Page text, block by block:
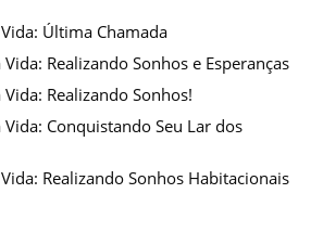
Última Chamada
Realizando Sonhos e Esperanças
Realizando Sonhos!
Conquistando Seu Lar dos
Realizando Sonhos Habitacionais